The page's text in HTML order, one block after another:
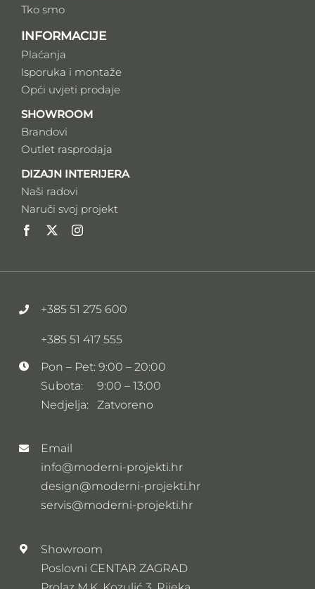
Tko smo
INFORMACIJE
Plaćanja
Isporuka i montaže
Opći uvjeti prodaje
SHOWROOM
Brandovi
Outlet rasprodaja
DIZAJN INTERIJERA
Naši radovi
Naruči svoj projekt
+385 51 275 600
+385 51 417 555
Pon – Pet: 9:00 – 20:00
Subota: 9:00 – 13:00
Nedjelja: Zatvoreno
Email
info@moderni-projekti.hr
design@moderni-projekti.hr
servis@moderni-projekti.hr
Showroom
Poslovni CENTAR ZAGRAD